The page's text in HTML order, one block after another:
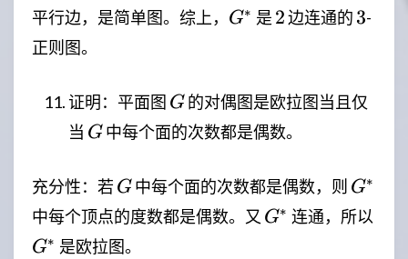
平行边，是简单图。综上， G^*
G∗ 是 2
2边连通的 3
3-
正则图。
证明：平面图 G
G 的对偶图是欧拉图当且仅
当 G
G 中每个面的次数都是偶数。
充分性：若 G
G 中每个面的次数都是偶数，则 G^*
G∗
中每个顶点的度数都是偶数。又 G^*
G∗ 连通，所以
G∗ 是欧拉图。